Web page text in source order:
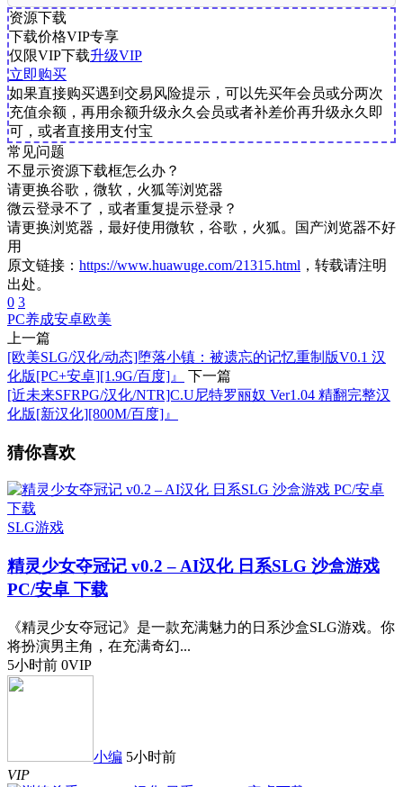
资源下载
下载价格VIP专享
仅限VIP下载升级VIP
立即购买
如果直接购买遇到交易风险提示，可以先买年会员或分两次
充值余额，再用余额升级永久会员或者补差价再升级永久即
可，或者直接用支付宝
常见问题
不显示资源下载框怎么办？
请更换谷歌，微软，火狐等浏览器
微云登录不了，或者重复提示登录？
请更换浏览器，最好使用微软，谷歌，火狐。国产浏览器不好
用
原文链接： https://www.huawuge.com/21315.html ，转载请注明
出处。
0 3
PC养成安卓欧美
上一篇
[欧美SLG/汉化/动态]堕落小镇：被遗忘的记忆重制版V0.1 汉
化版[PC+安卓][1.9G/百度]』
下一篇
[近未来SFRPG/汉化/NTR]C.U尼特罗丽奴 Ver1.04 精翻完整汉
化版[新汉化][800M/百度]』
猜你喜欢
SLG游戏
精灵少女夺冠记 v0.2 – AI汉化 日系SLG 沙盒游戏
PC/安卓 下载
《精灵少女夺冠记》是一款充满魅力的日系沙盒SLG游戏。你
将扮演男主角，在充满奇幻...
5小时前 0VIP
小编 5小时前
VIP